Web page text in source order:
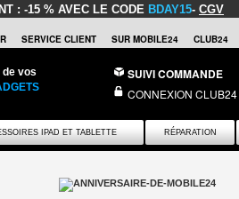
: -15 % AVEC LE CODE BDAY15- CGV
SERVICE CLIENT SUR MOBILE24 CLUB24
de vos
SUIVI COMMANDE
CONNEXION CLUB24
IPAD ET TABLETTE RÉPARATION